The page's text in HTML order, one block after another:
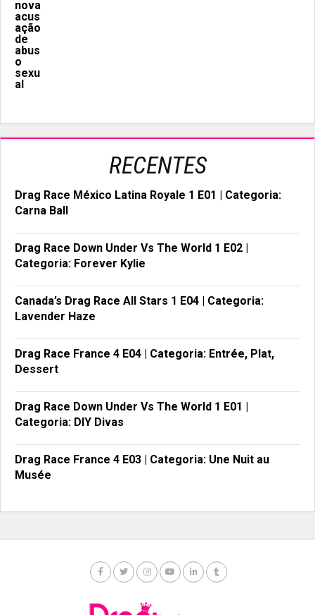
RECENTES
Drag Race México Latina Royale 1 E01 | Categoria:
Carna Ball
Drag Race Down Under Vs The World 1 E02 |
Categoria: Forever Kylie
Canada’s Drag Race All Stars 1 E04 | Categoria:
Lavender Haze
Drag Race France 4 E04 | Categoria: Entrée, Plat,
Dessert
Drag Race Down Under Vs The World 1 E01 |
Categoria: DIY Divas
Drag Race France 4 E03 | Categoria: Une Nuit au
Musée